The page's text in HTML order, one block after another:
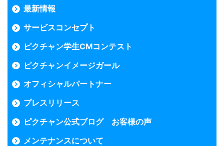
最新情報
サービスコンセプト
ピクチャン学生CMコンテスト
ピクチャンイメージガール
オフィシャルパートナー
プレスリリース
ピクチャン公式ブログ お客様の声
メンテナンスについて